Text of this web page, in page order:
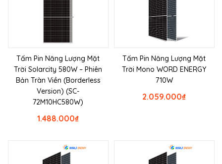
Tấm Pin Năng Lượng Mặt
Trời Solarcity 580W – Phiên
Bản Tràn Viền (Borderless
Version) (SC-
72M10HC580W)
₫
1.488.000
Tấm Pin Năng Lượng Mặt
Trời Mono WORD ENERGY
710W
₫
2.059.000